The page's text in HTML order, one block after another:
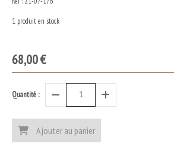
68,00€
1 produit en stock
Quantité :
Ajouter au panier